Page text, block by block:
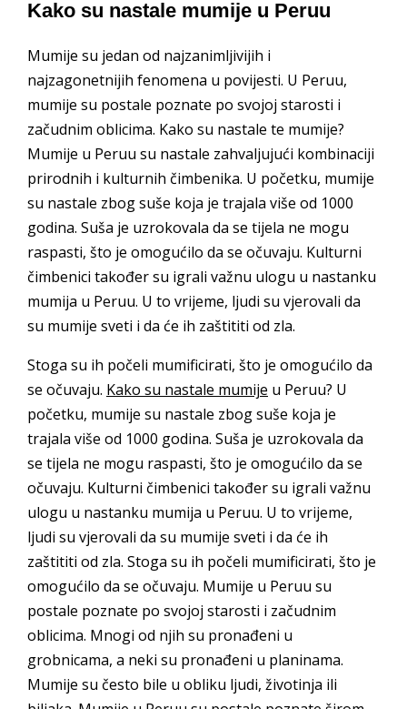
Kako su nastale mumije u Peruu
Mumije su jedan od najzanimljivijih i
najzagonetnijih fenomena u povijesti. U Peruu,
mumije su postale poznate po svojoj starosti i
začudnim oblicima. Kako su nastale te mumije?
Mumije u Peruu su nastale zahvaljujući kombinaciji
prirodnih i kulturnih čimbenika. U početku, mumije
su nastale zbog suše koja je trajala više od 1000
godina. Suša je uzrokovala da se tijela ne mogu
raspasti, što je omogućilo da se očuvaju. Kulturni
čimbenici također su igrali važnu ulogu u nastanku
mumija u Peruu. U to vrijeme, ljudi su vjerovali da
su mumije sveti i da će ih zaštititi od zla.
Stoga su ih počeli mumificirati, što je omogućilo da
se očuvaju. Kako su nastale mumije u Peruu? U
početku, mumije su nastale zbog suše koja je
trajala više od 1000 godina. Suša je uzrokovala da
se tijela ne mogu raspasti, što je omogućilo da se
očuvaju. Kulturni čimbenici također su igrali važnu
ulogu u nastanku mumija u Peruu. U to vrijeme,
ljudi su vjerovali da su mumije sveti i da će ih
zaštititi od zla. Stoga su ih počeli mumificirati, što je
omogućilo da se očuvaju. Mumije u Peruu su
postale poznate po svojoj starosti i začudnim
oblicima. Mnogi od njih su pronađeni u
grobnicama, a neki su pronađeni u planinama.
Mumije su često bile u obliku ljudi, životinja ili